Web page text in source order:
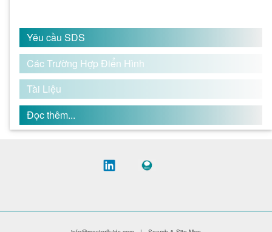
Yêu cầu SDS
Các Trường Hợp Điển Hình
Tài Liệu
Đọc thêm...